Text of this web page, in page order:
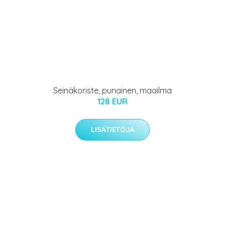
Seinäkoriste, punainen, maailma
128 EUR
LISÄTIETOJA